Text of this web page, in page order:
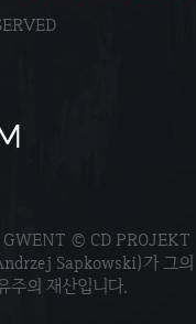
© CD PROJEKT
Sapkowski)가 그의
주의 재산입니다.